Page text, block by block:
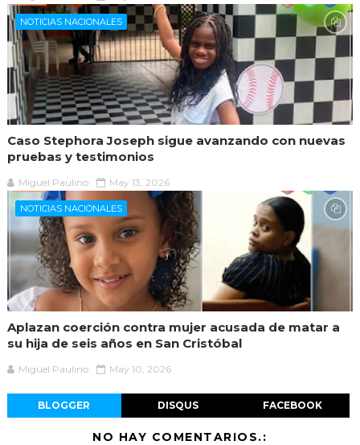
NOTICIAS NACIONALES
Caso Stephora Joseph sigue avanzando con nuevas
pruebas y testimonios
Miguel Paulino May 13, 2026
NOTICIAS NACIONALES
Aplazan coerción contra mujer acusada de matar a
su hija de seis años en San Cristóbal
Miguel Paulino May 10, 2026
BLOGGER DISQUS FACEBOOK
NO HAY COMENTARIOS.: